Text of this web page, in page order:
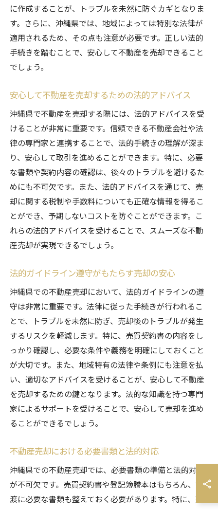
に作成することが、トラブルを未然に防ぐカギとなりま
す。さらに、沖縄県では、地域によっては特別な法律が
適用されるため、その点も注意が必要です。正しい法的
手続きを踏むことで、安心して不動産を売却できること
でしょう。
安心して不動産を売却するための法的アドバイス
沖縄県で不動産を売却する際には、法的アドバイスを受
けることが非常に重要です。信頼できる不動産会社や法
律の専門家と連携することで、法的手続きの理解が深ま
り、安心して取引を進めることができます。特に、必要
な書類や契約内容の確認は、後々のトラブルを避けるた
めにも不可欠です。また、法的アドバイスを通じて、売
却に関する税制や手数料についても正確な情報を得るこ
とができ、予期しないコストを防ぐことができます。こ
れらの法的アドバイスを受けることで、スムーズな不動
産売却が実現できるでしょう。
法的ガイドライン遵守がもたらす売却の安心
沖縄県での不動産売却において、法的ガイドラインの遵
守は非常に重要です。法律に従った手続きが行われるこ
とで、トラブルを未然に防ぎ、売却後のトラブルが発生
するリスクを軽減します。特に、売買契約書の内容をし
っかり確認し、必要な条件や義務を明確にしておくこと
が大切です。また、地域特有の法律や条例にも注意を払
い、適切なアドバイスを受けることが、安心して不動産
を売却するための鍵となります。法的な知識を持つ専門
家によるサポートを受けることで、安心して売却を進め
ることができるでしょう。
不動産売却における必要書類と法的対応
沖縄県での不動産売却では、必要書類の準備と法的対応
が不可欠です。売買契約書や登記簿謄本はもちろん、譲
渡に必要な書類も整えておく必要があります。特に、売